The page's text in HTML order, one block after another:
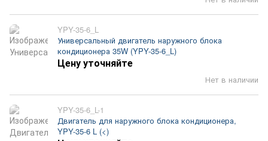
YPY-35-6_L
Универсальный двигатель наружного блока
кондиционера 35W (YPY-35-6_L)
Нет в наличии
Цену уточняйте
YPY-35-6_L-1
Двигатель для наружного блока кондиционера,
YPY-35-6 L (<)